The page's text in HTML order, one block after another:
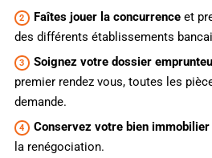
Faîtes jouer la concurrence et
des différents établissements
Soignez votre dossier
premier rendez vous, toutes les
demande.
Conservez votre bien
la renégociation.